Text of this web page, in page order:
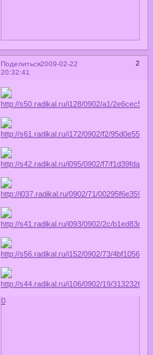
Поделиться 2
2009-02-22
20:32:41
0